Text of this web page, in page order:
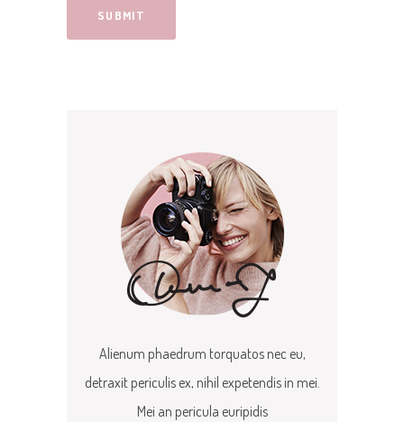
Alienum phaedrum torquatos nec eu,
detraxit periculis ex, nihil expetendis in mei.
Mei an pericula euripidis